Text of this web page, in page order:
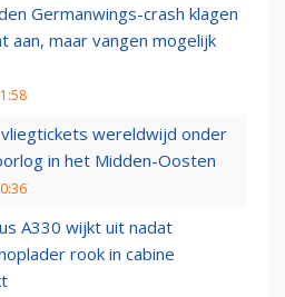
Germanwings-crash klagen
aan, maar vangen mogelijk
wereldwijd onder
in het Midden-Oosten
A330 wijkt uit nadat
rook in cabine